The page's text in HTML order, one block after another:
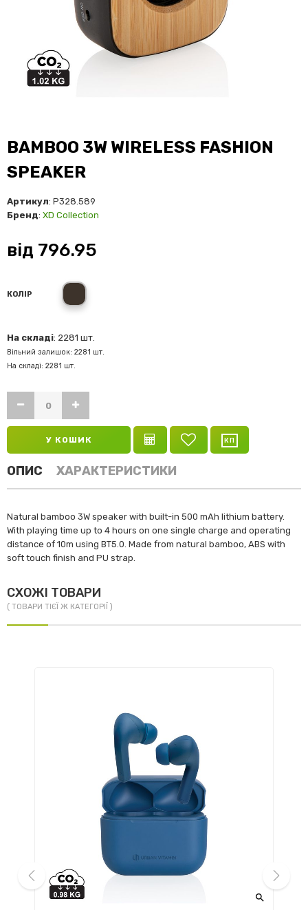
BAMBOO 3W WIRELESS FASHION
SPEAKER
Артикул: P328.589
Бренд: XD Collection
від 796.95
КОЛІР
black
На складі: 2281 шт.
Вільний залишок: 2281 шт.
На складі: 2281 шт.
У КОШИК
ОПИС ХАРАКТЕРИСТИКИ
Natural bamboo 3W speaker with built-in 500 mAh lithium battery.
With playing time up to 4 hours on one single charge and operating
distance of 10m using BT5.0. Made from natural bamboo, ABS with
soft touch finish and PU strap.
СХОЖІ ТОВАРИ
( ТОВАРИ ТІЄЇ Ж КАТЕГОРІЇ )
